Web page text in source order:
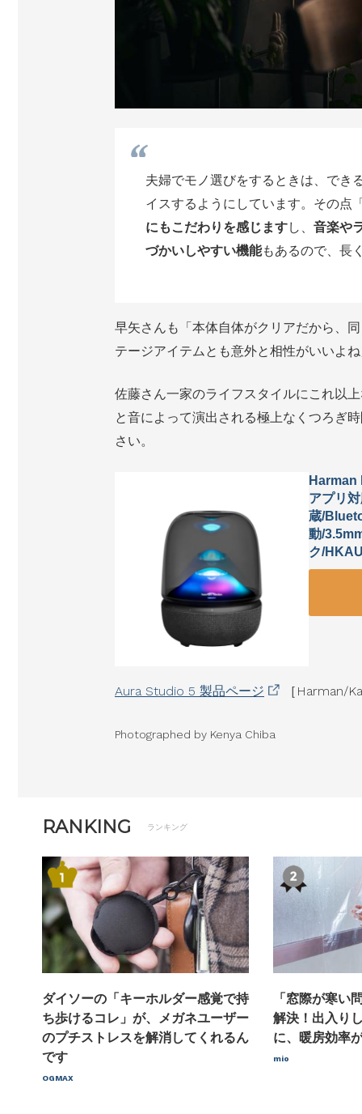
夫婦でモノ選びをするときは、でき
イスするようにしています。その点
にもこだわりを感じますし、 音楽や
づかいしやすい機能もあるので、長
早矢さんも「本体自体がクリアだから、
テージアイテムとも意外と相性がいいよ
佐藤さん一家のライフスタイルにこれ以
と音によって演出される極上なくつろぎ
さい。
Harman
アプリ
蔵/
動/
ク/
Aura Studio 5 製品ページ ［Harman/
Photographed by Kenya Chiba
RANKING ランキング
ダイソーの「キーホルダー感覚で持
ち歩けるコレ」が、メガネユーザー
のプチストレスを解消してくれるん
です
OGMAX
「窓際が寒い
解決！出入り
に、暖房効率
mio